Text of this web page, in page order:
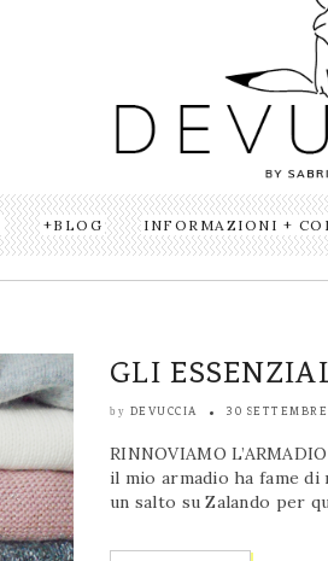
BLOG INFORMAZIONI +
GLI
by DEVUCCIA 30 SETTEMBRE
RINNOVIAMO
il mio armadio ha fame
un salto su Zalando per